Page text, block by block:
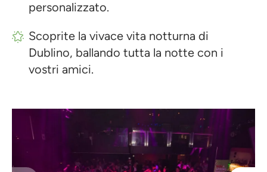
personalizzato.
Scoprite la vivace vita notturna di
Dublino, ballando tutta la notte con i
vostri amici.